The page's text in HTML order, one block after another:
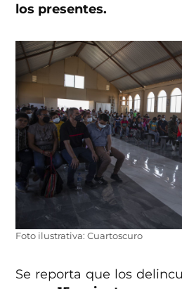
los presentes.
Foto ilustrativa: Cuartoscuro
Se reporta que los